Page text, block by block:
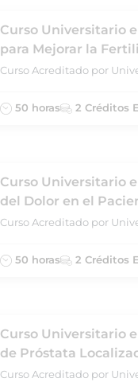
Curso Universitario
para Mejorar la
Curso Acreditado por
50 horas 2 Créditos
Curso Universitario
del Dolor en el
Curso Acreditado por
50 horas 2 Créditos
Curso Universitario
de Próstata
Curso Acreditado por